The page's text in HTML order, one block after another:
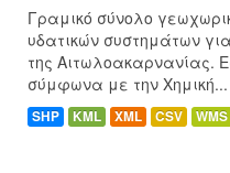
Γραμικό σύνολο
υδατικών συστημάτων
της Αιτωλοακαρνανίας.
σύμφωνα με την Χημική...
SHP KML XML CSV WMS